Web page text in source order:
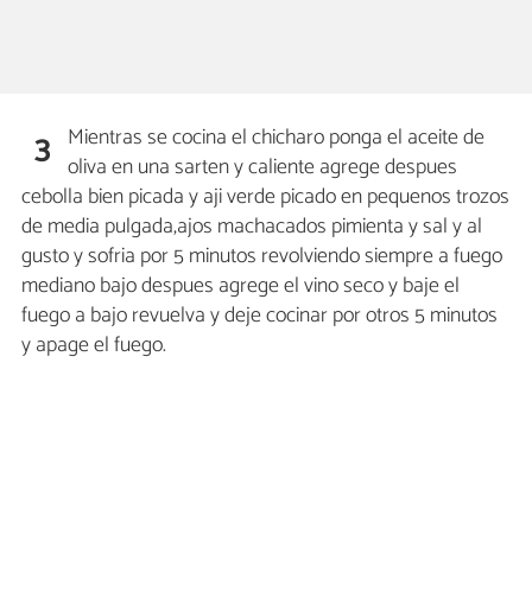
3 Mientras se cocina el chicharo ponga el aceite de
oliva en una sarten y caliente agrege despues
cebolla bien picada y aji verde picado en pequenos trozos
de media pulgada,ajos machacados pimienta y sal y al
gusto y sofria por 5 minutos revolviendo siempre a fuego
mediano bajo despues agrege el vino seco y baje el
fuego a bajo revuelva y deje cocinar por otros 5 minutos
y apage el fuego.